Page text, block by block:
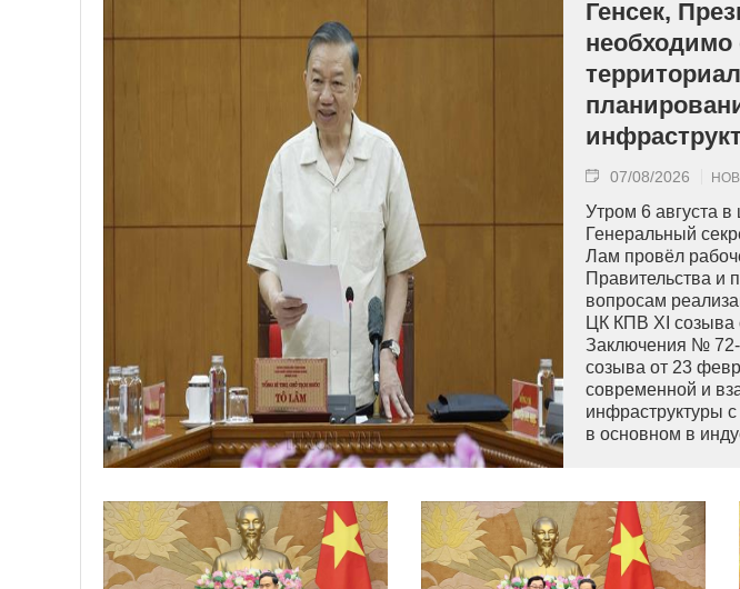
Генсек,
07/08/2026
Утром 6 августа
Генеральный
Лам провёл
Правительства и
вопросам
ЦК КПВ XI созыва
Заключения № 72-
созыва от 23
современной и
инфраструктуры
в основном в